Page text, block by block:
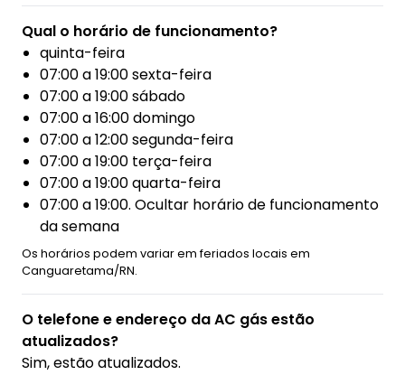
Qual o horário de funcionamento?
quinta-feira
07:00 a 19:00 sexta-feira
07:00 a 19:00 sábado
07:00 a 16:00 domingo
07:00 a 12:00 segunda-feira
07:00 a 19:00 terça-feira
07:00 a 19:00 quarta-feira
07:00 a 19:00. Ocultar horário de funcionamento
da semana
Os horários podem variar em feriados locais em
Canguaretama/RN.
O telefone e endereço da AC gás estão
atualizados?
Sim, estão atualizados.